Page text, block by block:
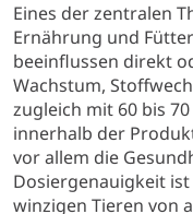
Eines der zentralen
Ernährung und
beeinflussen direkt
Wachstum,
zugleich mit 60 bis
innerhalb der
vor allem die
Dosiergenauigkeit
winzigen Tieren von